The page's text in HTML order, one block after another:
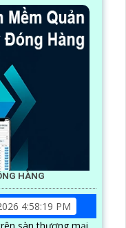
HÀNG
4:58:19 PM